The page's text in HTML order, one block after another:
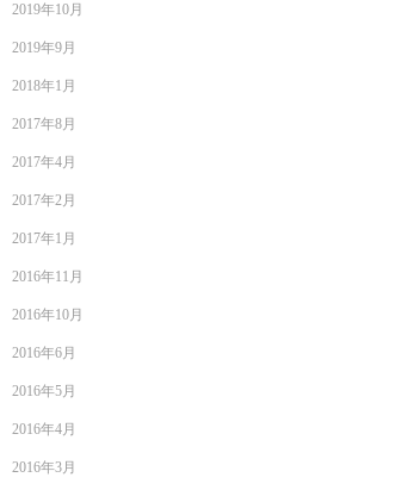
2019年10月
2019年9月
2018年1月
2017年8月
2017年4月
2017年2月
2017年1月
2016年11月
2016年10月
2016年6月
2016年5月
2016年4月
2016年3月